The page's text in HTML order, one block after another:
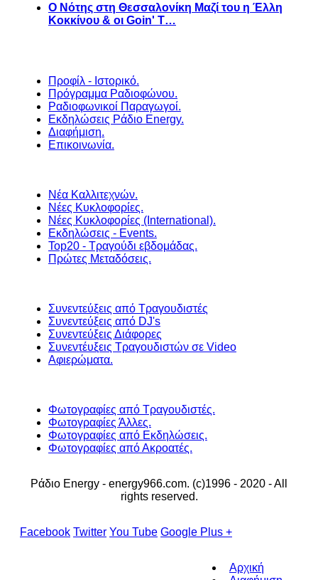
Ο Νότης στη Θεσσαλονίκη Μαζί του η Έλλη
Κοκκίνου & οι Goin' T…
Προφίλ - Ιστορικό.
Πρόγραμμα Ραδιοφώνου.
Ραδιοφωνικοί Παραγωγοί.
Εκδηλώσεις Ράδιο Energy.
Διαφήμιση.
Επικοινωνία.
Νέα Καλλιτεχνών.
Νέες Κυκλοφορίες.
Νέες Κυκλοφορίες (International).
Εκδηλώσεις - Events.
Top20 - Τραγούδι εβδομάδας.
Πρώτες Μεταδόσεις.
Συνεντεύξεις από Τραγουδιστές
Συνεντεύξεις από DJ's
Συνεντεύξεις Διάφορες
Συνεντέυξεις Τραγουδιστών σε Video
Αφιερώματα.
Φωτογραφίες από Τραγουδιστές.
Φωτογραφίες Άλλες.
Φωτογραφίες από Εκδηλώσεις.
Φωτογραφίες από Ακροατές.
Ράδιο Energy - energy966.com. (c)1996 - 2020 - All
rights reserved.
Facebook Twitter You Tube Google Plus +
Αρχική